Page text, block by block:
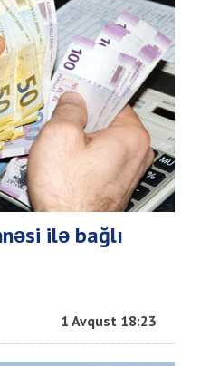
ilə bağlı
1 Avqust 18:23